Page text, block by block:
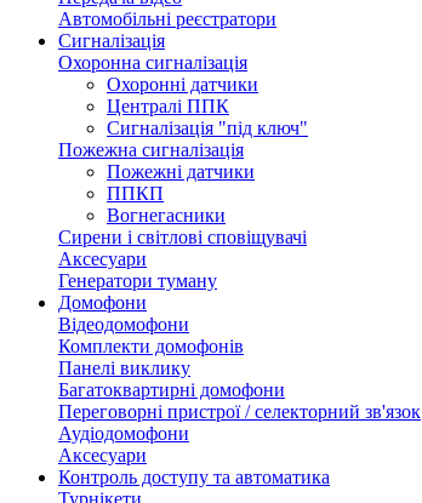
Автомобільні реєстратори
Сигналізація
Охоронна сигналізація
Охоронні датчики
Централі ППК
Сигналізація "під ключ"
Пожежна сигналізація
Пожежні датчики
ППКП
Вогнегасники
Сирени і світлові сповіщувачі
Аксесуари
Генератори туману
Домофони
Відеодомофони
Комплекти домофонів
Панелі виклику
Багатоквартирні домофони
Переговорні пристрої / селекторний зв'язок
Аудіодомофони
Аксесуари
Контроль доступу та автоматика
Турнікети